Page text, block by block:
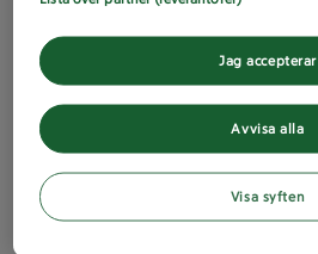
Avvisa alla
Jag accepterar
Visa syften